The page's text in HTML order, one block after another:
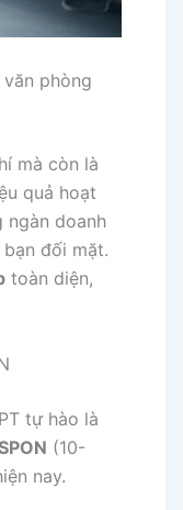
phòng
mà còn là
quả hoạt
ngàn doanh
bạn đối mặt.
toàn diện,
tự hào là
(10-
nay.